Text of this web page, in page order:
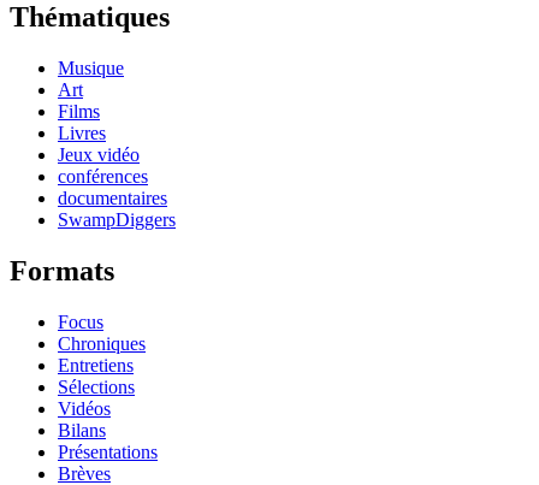
Thématiques
Musique
Art
Films
Livres
Jeux vidéo
conférences
documentaires
SwampDiggers
Formats
Focus
Chroniques
Entretiens
Sélections
Vidéos
Bilans
Présentations
Brèves